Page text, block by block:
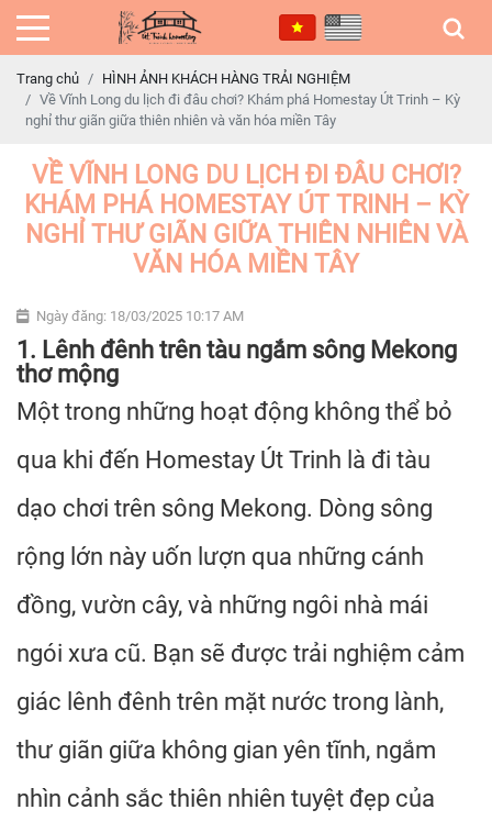
Trang chủ
HÌNH ẢNH KHÁCH HÀNG TRẢI NGHIỆM
Về Vĩnh Long du lịch đi đâu chơi? Khám phá Homestay Út Trinh – Kỳ
nghỉ thư giãn giữa thiên nhiên và văn hóa miền Tây
VỀ VĨNH LONG DU LỊCH ĐI ĐÂU CHƠI?
KHÁM PHÁ HOMESTAY ÚT TRINH – KỲ
NGHỈ THƯ GIÃN GIỮA THIÊN NHIÊN VÀ
VĂN HÓA MIỀN TÂY
Ngày đăng: 18/03/2025 10:17 AM
1. Lênh đênh trên tàu ngắm sông Mekong
thơ mộng
Một trong những hoạt động không thể bỏ
qua khi đến Homestay Út Trinh là đi tàu
dạo chơi trên sông Mekong. Dòng sông
rộng lớn này uốn lượn qua những cánh
đồng, vườn cây, và những ngôi nhà mái
ngói xưa cũ. Bạn sẽ được trải nghiệm cảm
giác lênh đênh trên mặt nước trong lành,
thư giãn giữa không gian yên tĩnh, ngắm
nhìn cảnh sắc thiên nhiên tuyệt đẹp của